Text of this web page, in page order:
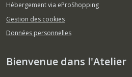
Hébergement via eProShopping
Gestion des cookies
Données personnelles
Bienvenue dans l'Atelier